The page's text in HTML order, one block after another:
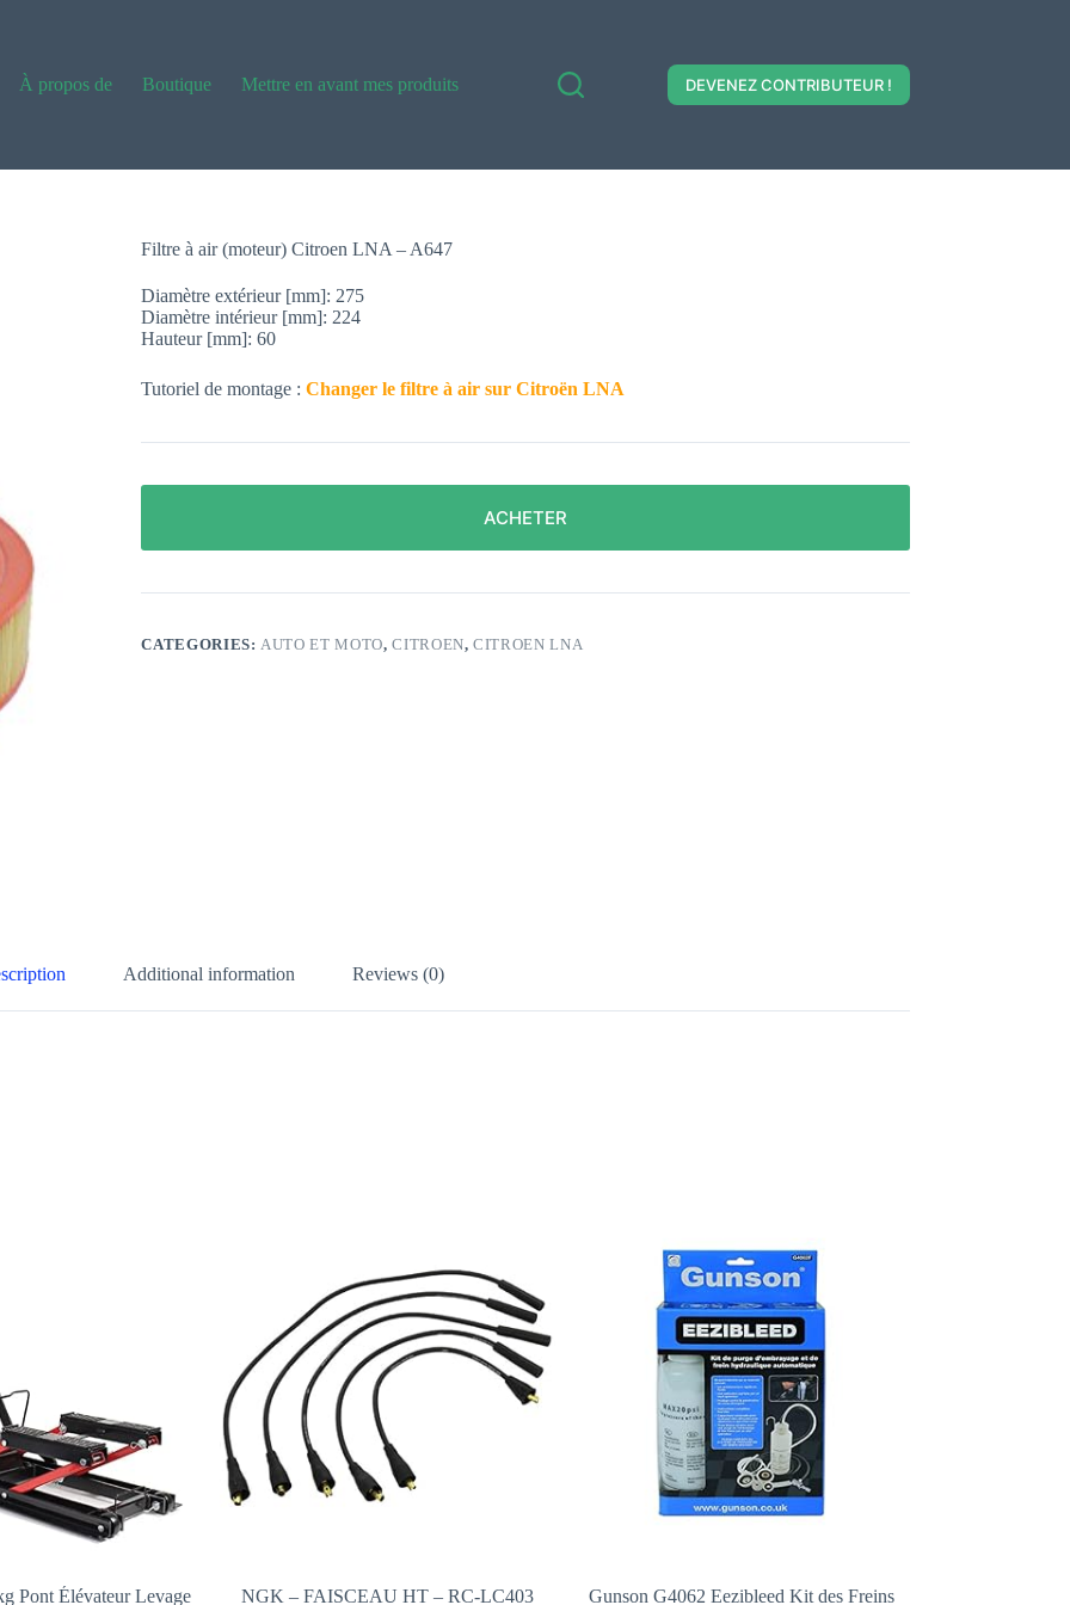
À propos de Boutique Mettre en avant mes produits DEVENEZ CONTRIBUTEUR !
Filtre à air (moteur) Citroen LNA – A647
Diamètre extérieur [mm]: 275
Diamètre intérieur [mm]: 224
Hauteur [mm]: 60
Tutoriel de montage :Changer le filtre à air sur Citroën LNA
ACHETER
CATEGORIES:AUTO ET MOTO,CITROEN,CITROEN LNA
Additional information Reviews (0)
Pont Élévateur Levage NGK – FAISCEAU HT – RC-LC403 Gunson G4062 Eezibleed Kit des Freins